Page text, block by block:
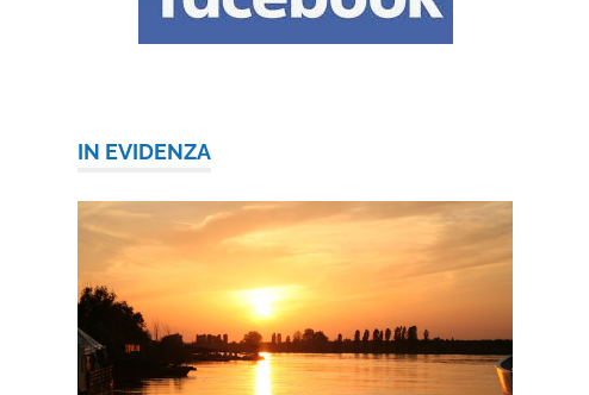
IN EVIDENZA